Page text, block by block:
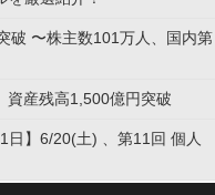
破 〜株主数101万人、国内第
資産残高1,500億円突破
日】6/20(土) 、第11回 個人